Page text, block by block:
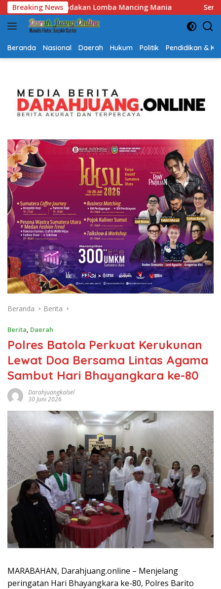
Langsung
ke
konten
Breaking NewsSemarak HUT RI dan Hari Jadi Kalsel, Gerak
Beranda Nasional Daerah Hukum Politik Pendidikan &
Beranda Berita
Berita, Daerah
Polres Batola Perkuat Kerukunan
Lewat Doa Bersama Lintas Agama
Sambut Hari Bhayangkara ke-80
Darahjuangkalsel
30 Juni 2026
MARABAHAN, Darahjuang.online – Menjelang
peringatan Hari Bhayangkara ke-80, Polres Barito